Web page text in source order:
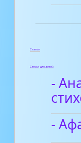
Статьи
Стихи для детей
-
-